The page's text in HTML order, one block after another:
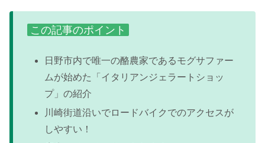
この記事のポイント
日野市内で唯一の酪農家であるモグサファー
ムが始めた「イタリアンジェラートショッ
プ」の紹介
川崎街道沿いでロードバイクでのアクセスが
しやすい！